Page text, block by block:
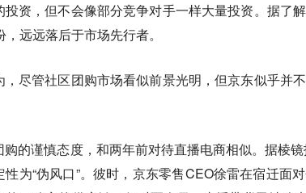
投资，但不会像部分竞争对手一样大量投资。据了
远远落后于市场先行者。
，尽管社区团购市场看似前景光明，但京东似乎并
购的谨慎态度，和两年前对待直播电商相似。据棱
性为“伪风口”。彼时，京东零售CEO徐雷在宿迁面